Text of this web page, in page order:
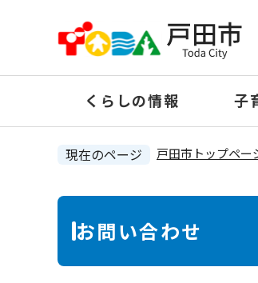
の
頭
くらしの情報 子
現在のページ 戸田市トップペー
本
お問い合わせ